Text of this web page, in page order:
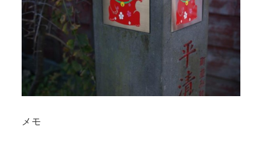
メモ